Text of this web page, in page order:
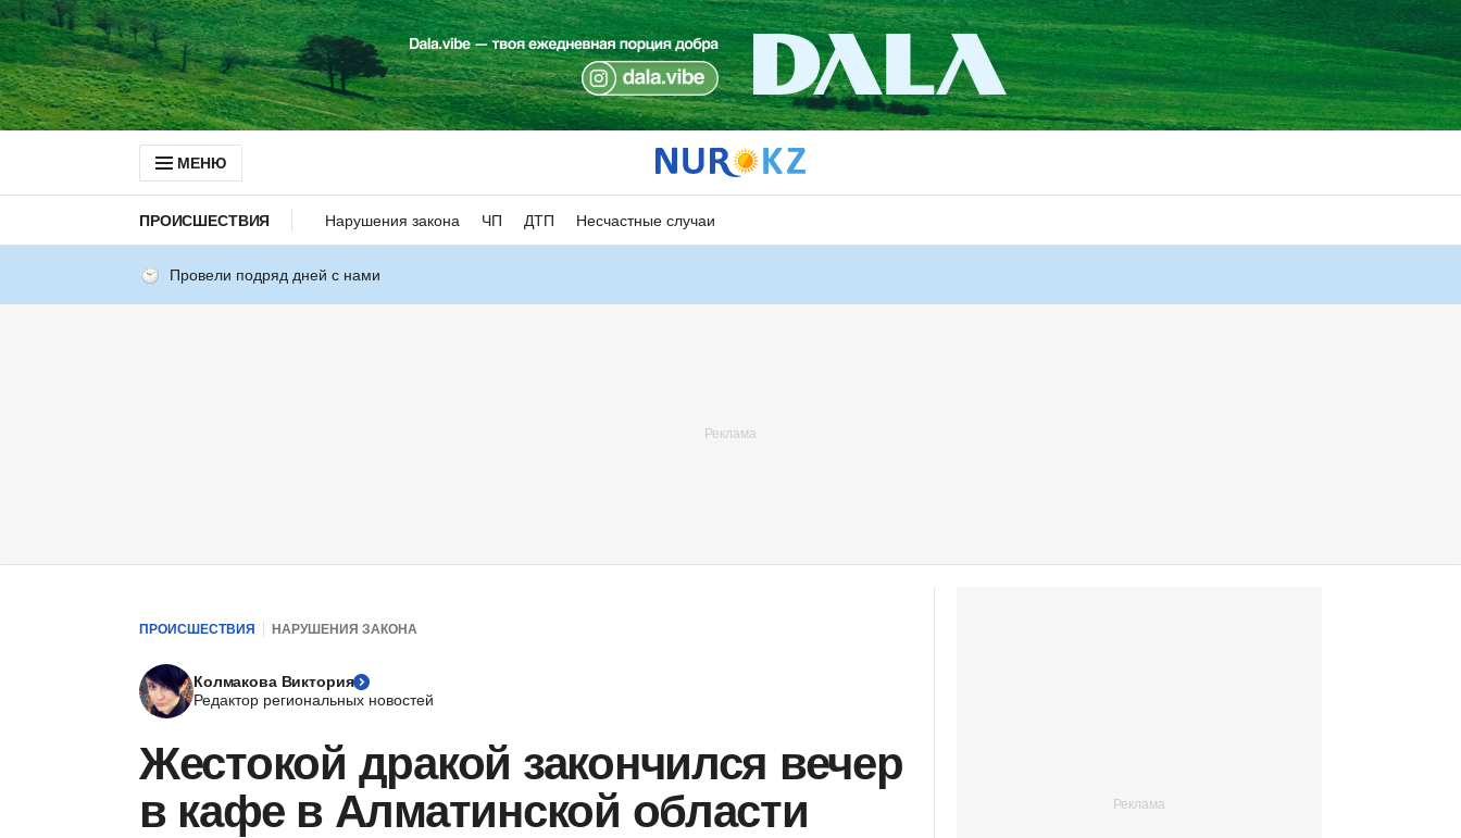
МЕНЮ
ПРОИСШЕСТВИЯ Нарушения закона ЧП ДТП Несчастные случаи
Провели подряд дней с нами
ПРОИСШЕСТВИЯ НАРУШЕНИЯ ЗАКОНА
Колмакова Виктория
Редактор региональных новостей
Жестокой дракой закончился вечер
в кафе в Алматинской области